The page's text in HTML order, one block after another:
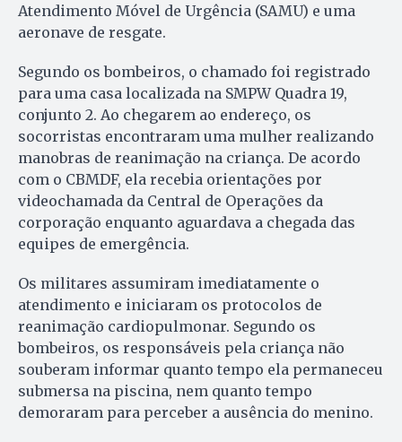
Atendimento Móvel de Urgência (SAMU) e uma
aeronave de resgate.
Segundo os bombeiros, o chamado foi registrado
para uma casa localizada na SMPW Quadra 19,
conjunto 2. Ao chegarem ao endereço, os
socorristas encontraram uma mulher realizando
manobras de reanimação na criança. De acordo
com o CBMDF, ela recebia orientações por
videochamada da Central de Operações da
corporação enquanto aguardava a chegada das
equipes de emergência.
Os militares assumiram imediatamente o
atendimento e iniciaram os protocolos de
reanimação cardiopulmonar. Segundo os
bombeiros, os responsáveis pela criança não
souberam informar quanto tempo ela permaneceu
submersa na piscina, nem quanto tempo
demoraram para perceber a ausência do menino.